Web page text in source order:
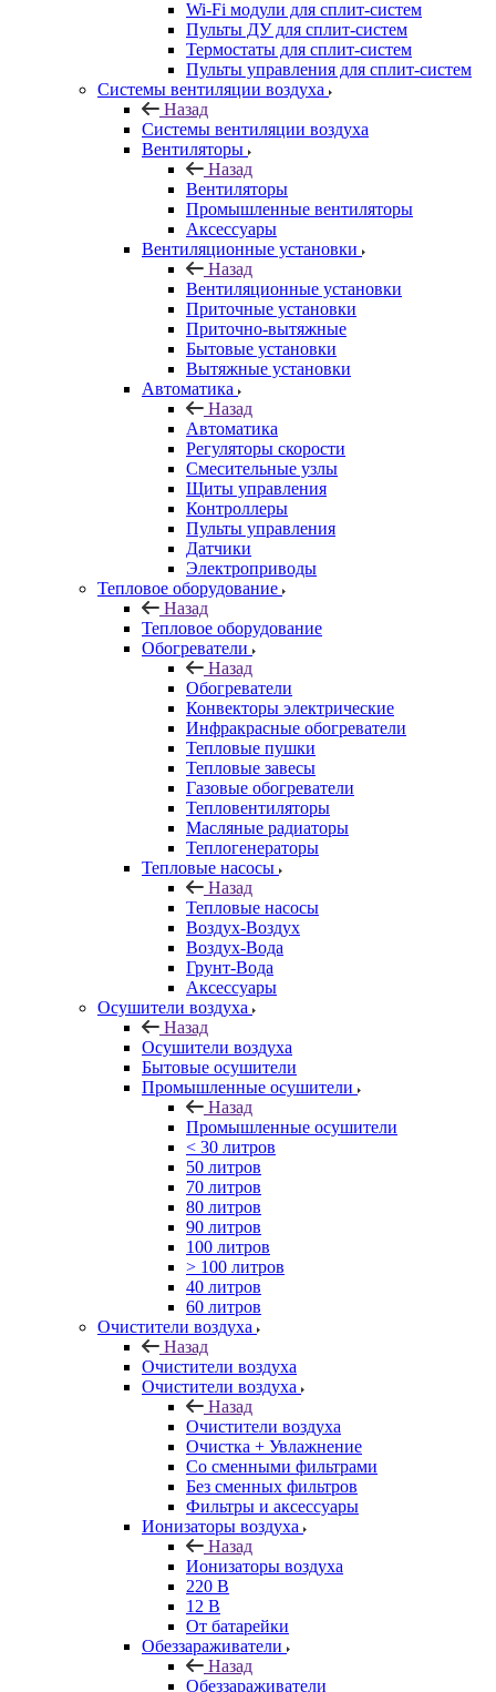
Wi-Fi модули для сплит-систем
Пульты ДУ для сплит-систем
Термостаты для сплит-систем
Пульты управления для сплит-систем
Системы вентиляции воздуха
Назад
Системы вентиляции воздуха
Вентиляторы
Назад
Вентиляторы
Промышленные вентиляторы
Аксессуары
Вентиляционные установки
Назад
Вентиляционные установки
Приточные установки
Приточно-вытяжные
Бытовые установки
Вытяжные установки
Автоматика
Назад
Автоматика
Регуляторы скорости
Смесительные узлы
Щиты управления
Контроллеры
Пульты управления
Датчики
Электроприводы
Тепловое оборудование
Назад
Тепловое оборудование
Обогреватели
Назад
Обогреватели
Конвекторы электрические
Инфракрасные обогреватели
Тепловые пушки
Тепловые завесы
Газовые обогреватели
Тепловентиляторы
Масляные радиаторы
Теплогенераторы
Тепловые насосы
Назад
Тепловые насосы
Воздух-Воздух
Воздух-Вода
Грунт-Вода
Аксессуары
Осушители воздуха
Назад
Осушители воздуха
Бытовые осушители
Промышленные осушители
Назад
Промышленные осушители
< 30 литров
50 литров
70 литров
80 литров
90 литров
100 литров
> 100 литров
40 литров
60 литров
Очистители воздуха
Назад
Очистители воздуха
Очистители воздуха
Назад
Очистители воздуха
Очистка + Увлажнение
Cо сменными фильтрами
Без сменных фильтров
Фильтры и аксессуары
Ионизаторы воздуха
Назад
Ионизаторы воздуха
220 В
12 В
От батарейки
Обеззараживатели
Назад
Обеззараживатели